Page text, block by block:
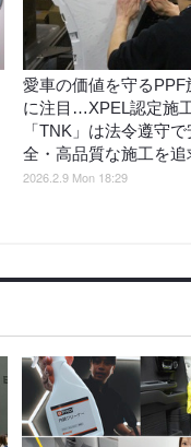
愛車の価値を守るPPF
に注目…XPEL認定施
「TNK」は法令遵守で
全・高品質な施工を追
2026.2.9 Mon 18:29